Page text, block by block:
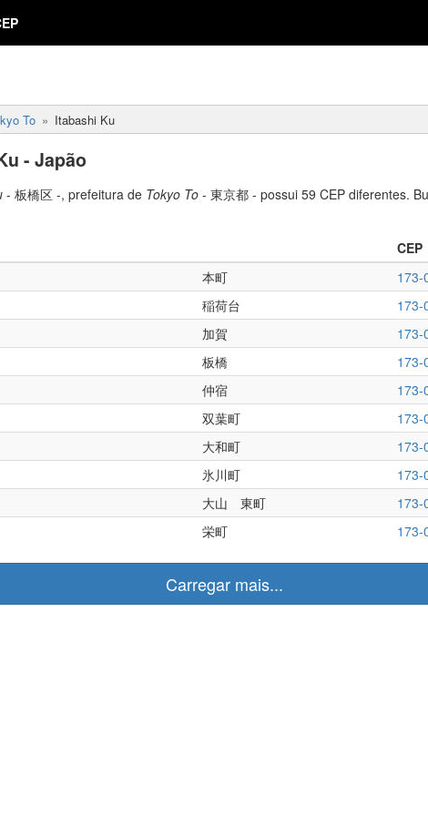
To Itabashi Ku
- Japão
- 板橋区 -, prefeitura de Tokyo To - 東京都 - possui 59 CEP diferentes.
CEP
本町
173-
稲荷台
173-
加賀
173-
板橋
173-
仲宿
173-
双葉町
173-
大和町
173-
氷川町
173-
大山 東町
173-
栄町 173-
Carregar mais...